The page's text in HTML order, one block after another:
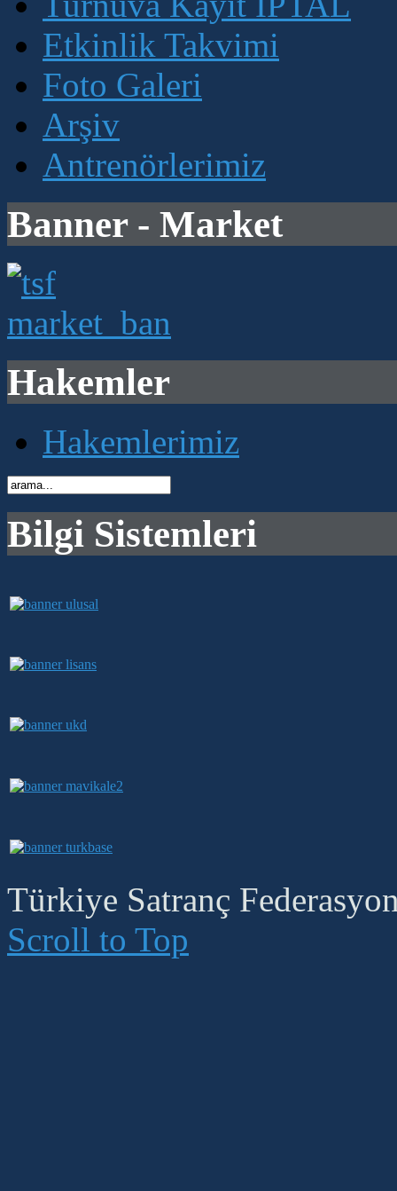
Etkinlik Takvimi
Foto Galeri
Arşiv
Antrenörlerimiz
Banner - Market
Hakemler
Hakemlerimiz
Bilgi Sistemleri
Türkiye Satranç
Scroll to Top